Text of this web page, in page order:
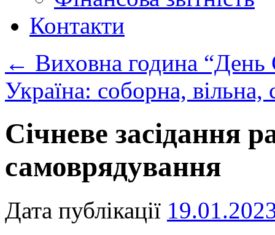
Контакти
← Виховна година “День
Україна: соборна, вільна,
Січневе засідання
самоврядування
Дата публікації